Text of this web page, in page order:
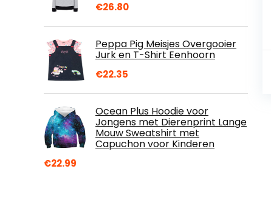
€26.80
Peppa Pig Meisjes Overgooier
Jurk en T-Shirt Eenhoorn
€22.35
Ocean Plus Hoodie voor
Jongens met Dierenprint Lange
Mouw Sweatshirt met
Capuchon voor Kinderen
€22.99